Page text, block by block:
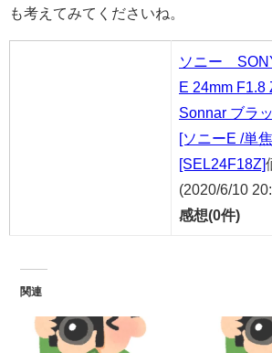
も考えてみてくださいね。
ソニー
E 24mm F1.8
Sonnar ブラ
[ソニーE /単
[SEL24F18Z]
(2020/6/10
感想(0件)
関連